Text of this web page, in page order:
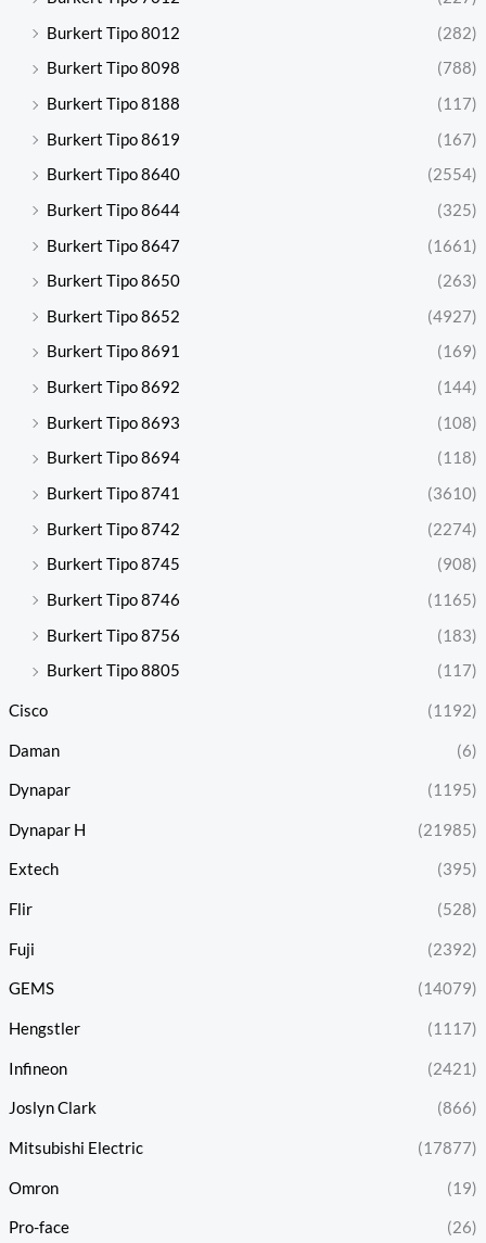
Burkert Tipo 8012
(282)
Burkert Tipo 8098
(788)
Burkert Tipo 8188
(117)
Burkert Tipo 8619
(167)
Burkert Tipo 8640
(2554)
Burkert Tipo 8644
(325)
Burkert Tipo 8647
(1661)
Burkert Tipo 8650
(263)
Burkert Tipo 8652
(4927)
Burkert Tipo 8691
(169)
Burkert Tipo 8692
(144)
Burkert Tipo 8693
(108)
Burkert Tipo 8694
(118)
Burkert Tipo 8741
(3610)
Burkert Tipo 8742
(2274)
Burkert Tipo 8745
(908)
Burkert Tipo 8746
(1165)
Burkert Tipo 8756
(183)
Burkert Tipo 8805
(117)
Cisco (1192)
Daman (6)
Dynapar (1195)
Dynapar H (21985)
Extech (395)
Flir (528)
Fuji (2392)
GEMS (14079)
Hengstler (1117)
Infineon (2421)
Joslyn Clark (866)
Mitsubishi Electric (17877)
Omron (19)
Pro-face (26)